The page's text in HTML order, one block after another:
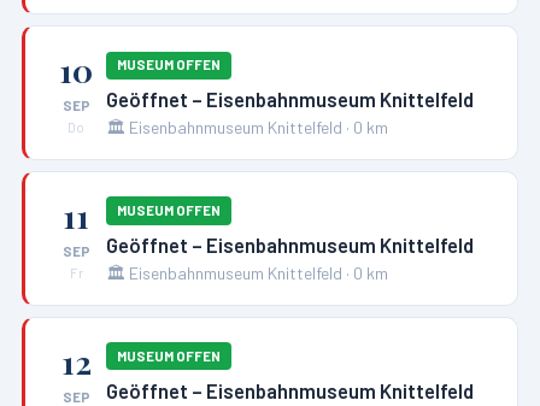
10
SEP
Do
MUSEUM OFFEN
Geöffnet – Eisenbahnmuseum Knittelfeld
🏛️ Eisenbahnmuseum Knittelfeld · 0 km
11
SEP
Fr
MUSEUM OFFEN
Geöffnet – Eisenbahnmuseum Knittelfeld
🏛️ Eisenbahnmuseum Knittelfeld · 0 km
12
SEP
MUSEUM OFFEN
Geöffnet – Eisenbahnmuseum Knittelfeld